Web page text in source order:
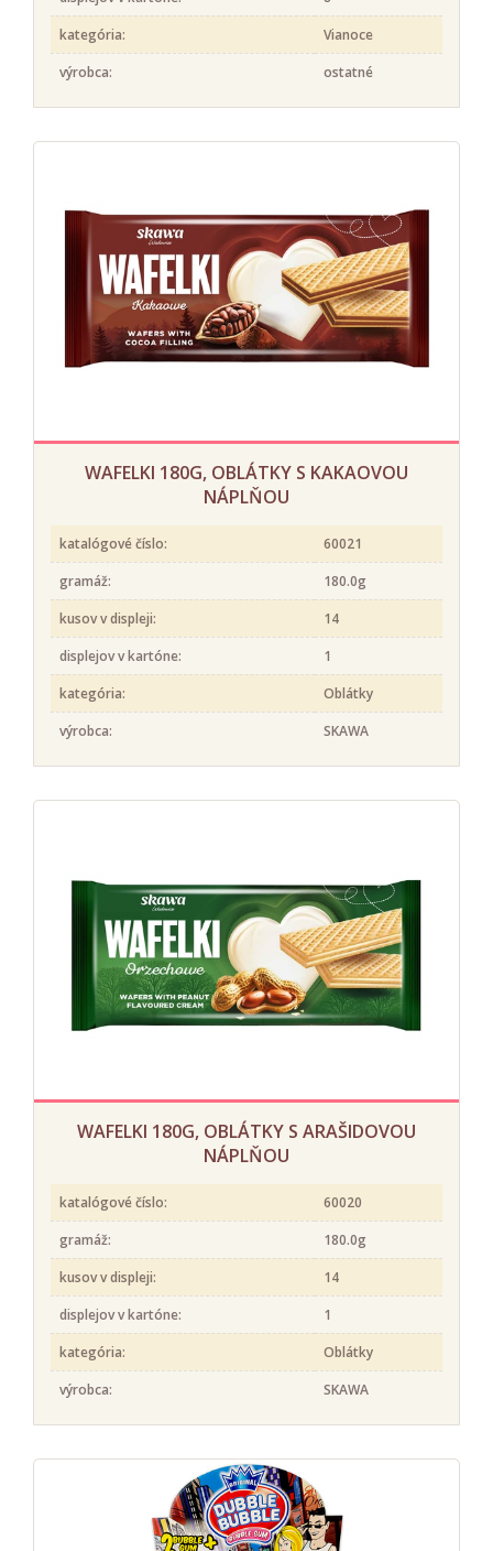
kategória:
Vianoce
výrobca:
ostatné
WAFELKI 180G, OBLÁTKY S KAKAOVOU
NÁPLŇOU
katalógové číslo:
60021
gramáž:
180.0g
kusov v displeji:
14
displejov v kartóne:
1
kategória:
Oblátky
výrobca:
SKAWA
WAFELKI 180G, OBLÁTKY S ARAŠIDOVOU
NÁPLŇOU
katalógové číslo:
60020
gramáž:
180.0g
kusov v displeji:
14
displejov v kartóne:
1
kategória:
Oblátky
výrobca:
SKAWA